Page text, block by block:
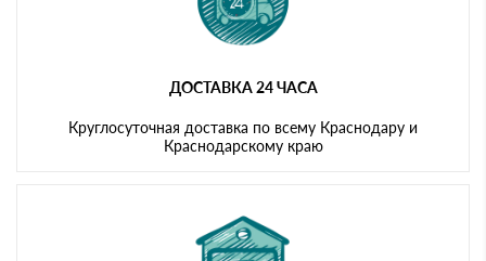
ДОСТАВКА 24 ЧАСА
Круглосуточная доставка по всему Краснодару и
Краснодарскому краю